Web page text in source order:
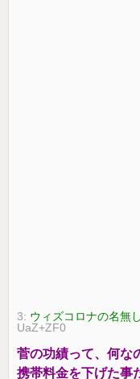
3: ウィズコロナの名無
UaZ+ZF0
菅の功績って、何な
携帯料金を下げた事